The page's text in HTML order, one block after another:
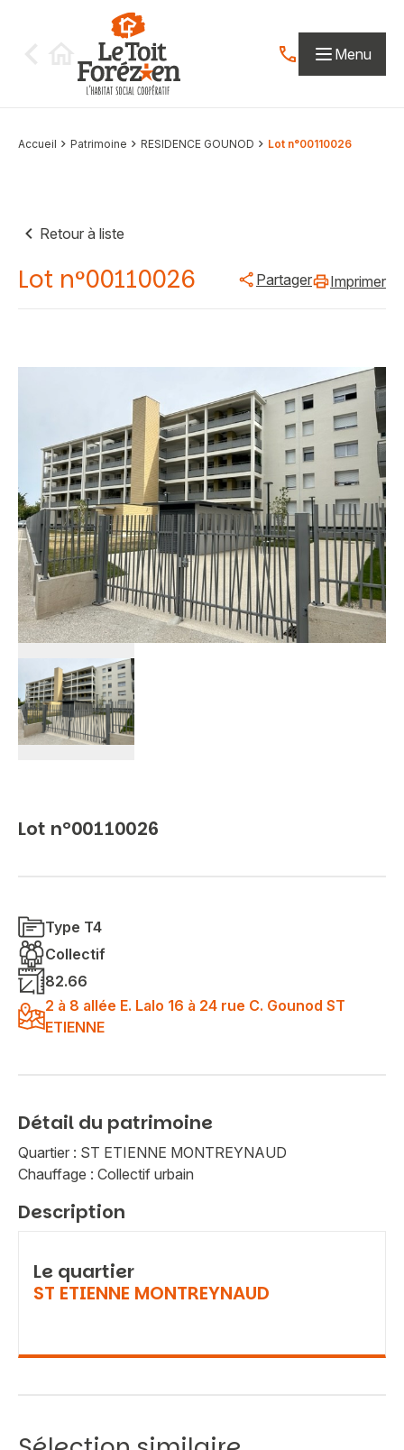
Contactez-nous
Menu
Accueil Patrimoine RESIDENCE GOUNOD Lot n°00110026
Retour à liste
Lot n°00110026 Partager Imprimer
Lot n°00110026
Type T4
Collectif
82.66
2 à 8 allée E. Lalo 16 à 24 rue C. Gounod ST
ETIENNE
Détail du patrimoine
Quartier : ST ETIENNE MONTREYNAUD
Chauffage : Collectif urbain
Description
Le quartier
ST ETIENNE MONTREYNAUD